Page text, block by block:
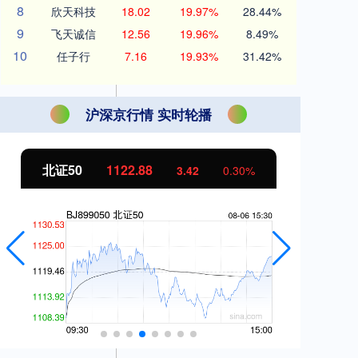
8 欣天科技 18.02 19.97% 28.44%
9 飞天诚信 12.56 19.96% 8.49%
10 任子行 7.16 19.93% 31.42%
沪深京行情 实时轮播
北证50 1122.88 3.42 0.30%